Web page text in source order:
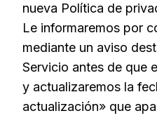
nueva Política de
Le informaremos por
mediante un aviso
Servicio antes de que
y actualizaremos la
actualización» que